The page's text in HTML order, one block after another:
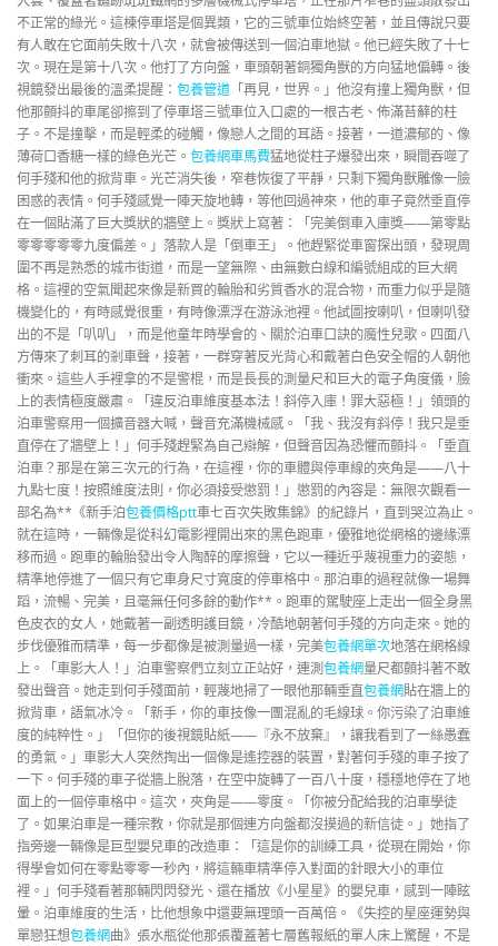
不正常的綠光。這棟停車塔是個異類，它的三號車位始終空著，並且傳說只要
有人敢在它面前失敗十八次，就會被傳送到一個泊車地獄。他已經失敗了十七
次。現在是第十八次。他打了方向盤，車頭朝著銅獨角獸的方向猛地偏轉。後
視鏡發出最後的溫柔提醒： 包養管道 「再見，世界。」他沒有撞上獨角獸，但
他那顫抖的車尾卻擦到了停車塔三號車位入口處的一根古老、佈滿苔蘚的柱
子。不是撞擊，而是輕柔的碰觸，像戀人之間的耳語。接著，一道濃郁的、像
薄荷口香糖一樣的綠色光芒。 包養網車馬費猛地從柱子爆發出來，瞬間吞噬了
何手殘和他的掀背車。光芒消失後，窄巷恢復了平靜，只剩下獨角獸雕像一臉
困惑的表情。何手殘感覺一陣天旋地轉，等他回過神來，他的車子竟然垂直停
在一個貼滿了巨大獎狀的牆壁上。獎狀上寫著：「完美倒車入庫獎——第零點
零零零零零九度偏差。」落款人是「倒車王」。他趕緊從車窗探出頭，發現周
圍不再是熟悉的城市街道，而是一望無際、由無數白線和編號組成的巨大網
格。這裡的空氣聞起來像是新買的輪胎和劣質香水的混合物，而重力似乎是隨
機變化的，有時感覺很重，有時像漂浮在游泳池裡。他試圖按喇叭，但喇叭發
出的不是「叭叭」，而是他童年時學會的、關於泊車口訣的魔性兒歌。四面八
方傳來了刺耳的剎車聲，接著，一群穿著反光背心和戴著白色安全帽的人朝他
衝來。這些人手裡拿的不是警棍，而是長長的測量尺和巨大的電子角度儀，臉
上的表情極度嚴肅。「違反泊車維度基本法！斜停入庫！罪大惡極！」領頭的
泊車警察用一個擴音器大喊，聲音充滿機械感。「我、我沒有斜停！我只是垂
直停在了牆壁上！」何手殘趕緊為自己辯解，但聲音因為恐懼而顫抖。「垂直
泊車？那是在第三次元的行為，在這裡，你的車體與停車線的夾角是——八十
九點七度！按照維度法則，你必須接受懲罰！」懲罰的內容是：無限次觀看一
部名為**《新手泊包養價格ptt車七百次失敗集錦》的紀錄片，直到哭泣為止。
就在這時，一輛像是從科幻電影裡開出來的黑色跑車，優雅地從網格的邊緣漂
移而過。跑車的輪胎發出令人陶醉的摩擦聲，它以一種近乎蔑視重力的姿態，
精準地停進了一個只有它車身尺寸寬度的停車格中。那泊車的過程就像一場舞
蹈，流暢、完美，且毫無任何多餘的動作**。跑車的駕駛座上走出一個全身黑
色皮衣的女人，她戴著一副透明護目鏡，冷酷地朝著何手殘的方向走來。她的
步伐優雅而精準，每一步都像是被測量過一樣，完美包養網單次地落在網格線
上。「車影大人！」泊車警察們立刻立正站好，連測包養網量尺都顫抖著不敢
發出聲音。她走到何手殘面前，輕蔑地掃了一眼他那輛垂直包養網貼在牆上的
掀背車，語氣冰冷。「新手，你的車技像一團混亂的毛線球。你污染了泊車維
度的純粹性。」「但你的後視鏡貼紙——『永不放棄』，讓我看到了一絲愚蠢
的勇氣。」車影大人突然掏出一個像是遙控器的裝置，對著何手殘的車子按了
一下。何手殘的車子從牆上脫落，在空中旋轉了一百八十度，穩穩地停在了地
面上的一個停車格中。這次，夾角是——零度。「你被分配給我的泊車學徒
了。如果泊車是一種宗教，你就是那個連方向盤都沒摸過的新信徒。」她指了
指旁邊一輛像是巨型嬰兒車的改造車：「這是你的訓練工具，從現在開始，你
得學會如何在零點零零一秒內，將這輛車精準停入對面的針眼大小的車位
裡。」何手殘看著那輛閃閃發光、還在播放《小星星》的嬰兒車，感到一陣眩
暈。泊車維度的生活，比他想象中還要無理頭一百萬倍。《失控的星座運勢與
單戀狂想包養網曲》張水瓶從他那張覆蓋著七層舊報紙的單人床上驚醒，不是